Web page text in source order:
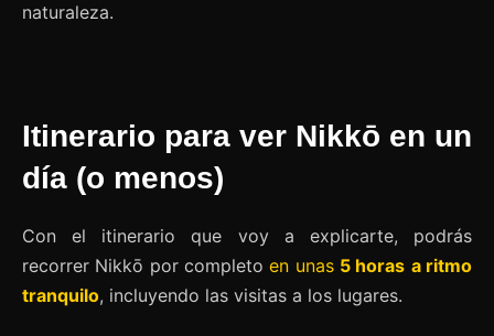
naturaleza.
Itinerario para ver Nikkō en un
día (o menos)
Con el itinerario que voy a explicarte, podrás
recorrer Nikkō por completoen unas 5 horas a ritmo
tranquilo, incluyendo las visitas a los lugares.